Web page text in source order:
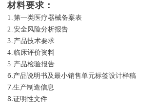
材料要求：
1.第一类医疗器械备案表
2.安全风险分析报告
3. 产品技术要求
4.临床评价资料
5. 产品检验报告
6.产品说明书及最小销售单元标签设计样稿
7.生产制造信息
8.证明性文件